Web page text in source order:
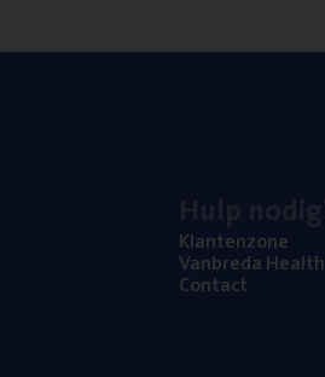
Klan­ten­zo­ne
Van­b­re­da Health
Con­tact